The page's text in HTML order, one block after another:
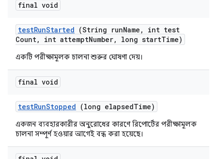
final void
testRunStarted (String runName ,
int test
Count, int attemptNumber, long startTime)
একটি পরীক্ষামূলক চালনা শুরুর ঘোষণা দেয়।
final void
testRunStopped (long elapsedTime)
একজন ব্যবহারকারীর অনুরোধের কারণে রিপোর্টের পরীক্ষামূলক
চালনা সম্পূর্ণ হওয়ার আগেই বন্ধ করা হয়েছে।